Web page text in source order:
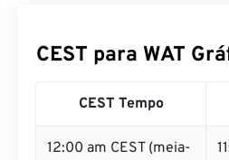
CEST para WAT
CEST Tempo
12:00 am CEST (meia-